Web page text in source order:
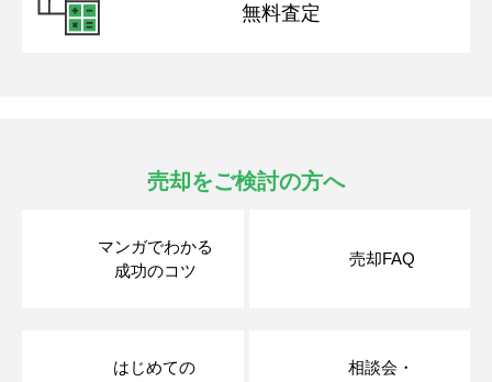
無料査定
売却をご検討の方へ
マンガでわかる
成功のコツ
売却FAQ
はじめての
相談会・